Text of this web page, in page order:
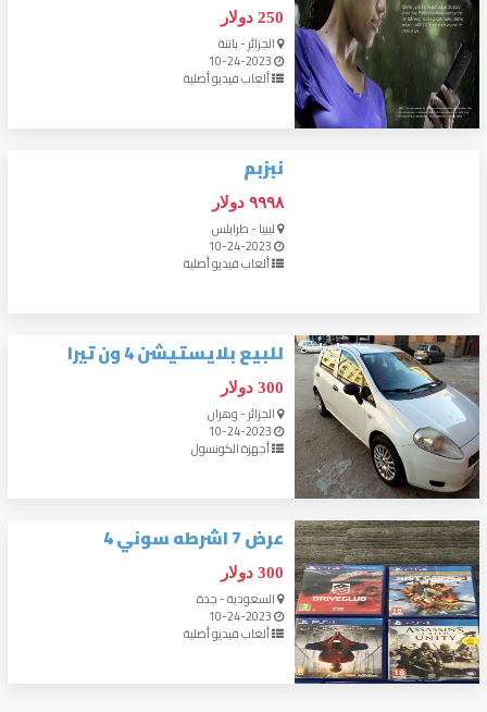
250 دولار
الجزائر - باتنة
10-24-2023
ألعاب فيديو أصلية
نبزبم
٩٩٩٨ دولار
ليبيا - طرابلس
10-24-2023
ألعاب فيديو أصلية
للبيع بلايستيشن 4 ون تيرا
300 دولار
الجزائر - وهران
10-24-2023
أجهزة الكونسول
عرض 7 اشرطه سوني 4
300 دولار
السعودية - جدة
10-24-2023
ألعاب فيديو أصلية